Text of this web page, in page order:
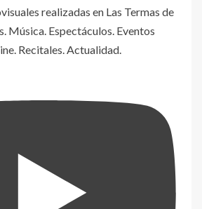
realizadas en Las Termas de
Música. Espectáculos. Eventos
Recitales. Actualidad.